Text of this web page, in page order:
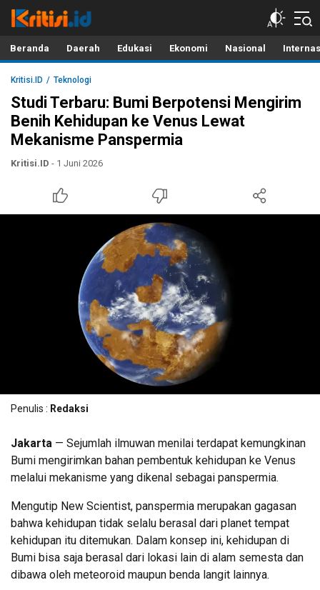
Kritisi.ID
Kritik untuk Negeri!
Beranda Daerah Edukasi Ekonomi Nasional
Kritisi.ID Teknologi
Studi Terbaru: Bumi Berpotensi Mengirim
Benih Kehidupan ke Venus Lewat
Mekanisme Panspermia
Kritisi.ID - 1 Juni 2026
Penulis : Redaksi
Jakarta — Sejumlah ilmuwan menilai terdapat kemungkinan
Bumi mengirimkan bahan pembentuk kehidupan ke Venus
melalui mekanisme yang dikenal sebagai panspermia.
Mengutip New Scientist, panspermia merupakan gagasan
bahwa kehidupan tidak selalu berasal dari planet tempat
kehidupan itu ditemukan. Dalam konsep ini, kehidupan di
Bumi bisa saja berasal dari lokasi lain di alam semesta dan
dibawa oleh meteoroid maupun benda langit lainnya.